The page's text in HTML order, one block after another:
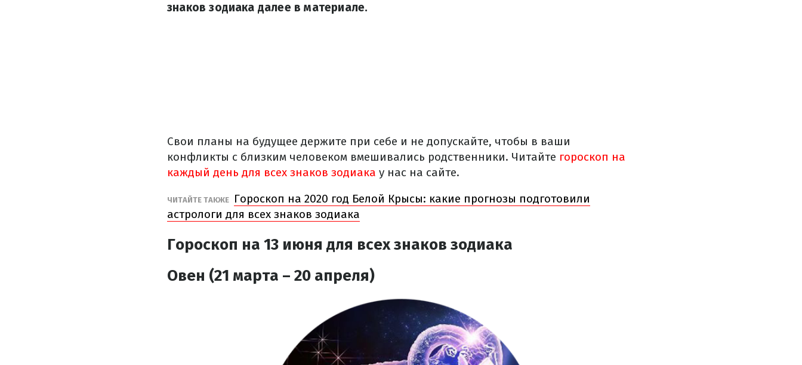
знаков зодиака далее в материале.
Свои планы на будущее держите при себе и не допускайте, чтобы в ваши
конфликты с близким человеком вмешивались родственники. Читайте гороскоп на
каждый день для всех знаков зодиака у нас на сайте.
ЧИТАЙТЕ ТАКЖЕ
Гороскоп на 2020 год Белой Крысы: какие прогнозы подготовили
астрологи для всех знаков зодиака
Гороскоп на 13 июня для всех знаков зодиака
Овен (21 марта – 20 апреля)